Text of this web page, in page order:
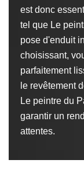
est donc
tel que Le
pose d'enduit
choisissant,
parfaitement
le revêtement
Le peintre du
garantir un
attentes.